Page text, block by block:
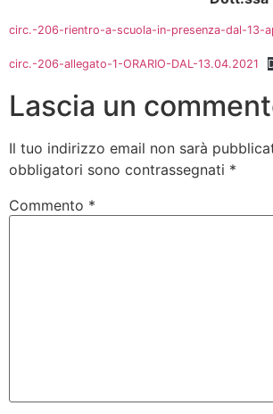
circ.-206-rientro-a-scuola-in-presenza-dal-13-
circ.-206-allegato-1-ORARIO-DAL-13.04.2021
Lascia un
Il tuo indirizzo email non sarà
obbligatori sono contrassegnati *
Commento *